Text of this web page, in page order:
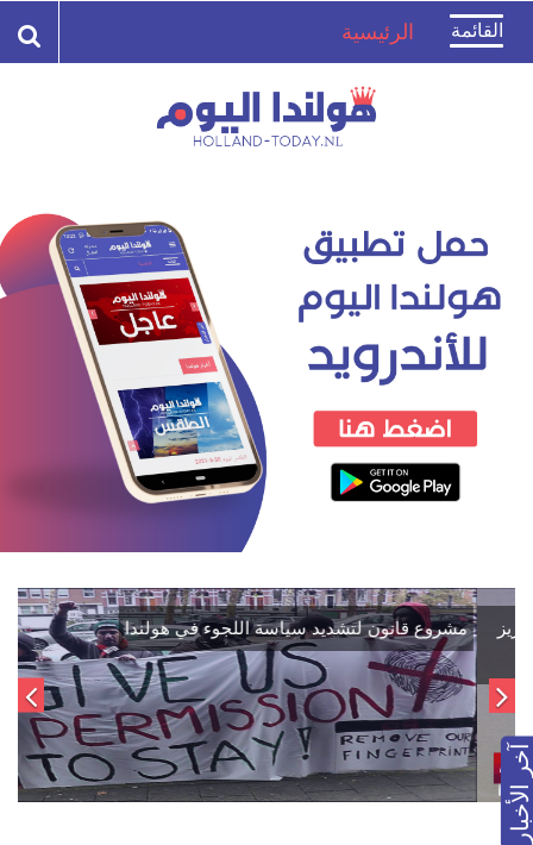
Toggle
navigation
القائمة الرئيسية
آخر الأخبار
اتفاق تاريخي: دمج "قسد" في مؤسسات الدولة السورية لتعزيز
الوحدة الوطنية